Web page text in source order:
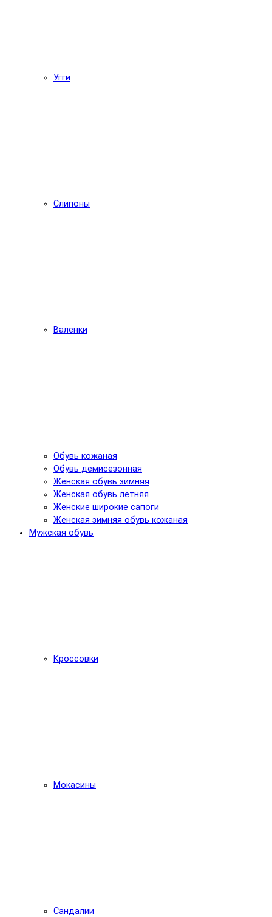
Угги
Слипоны
Валенки
Обувь кожаная
Обувь демисезонная
Женская обувь зимняя
Женская обувь летняя
Женские широкие сапоги
Женская зимняя обувь кожаная
Мужская обувь
Кроссовки
Мокасины
Сандалии